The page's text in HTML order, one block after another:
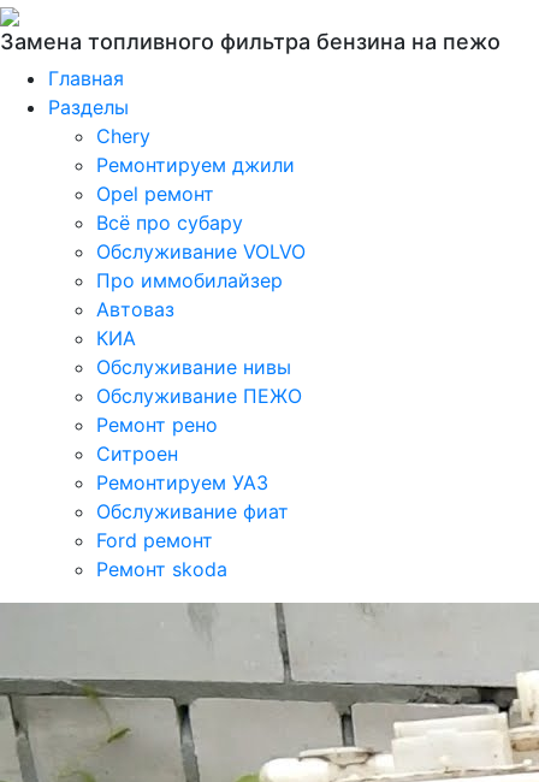
Замена топливного фильтра бензина на пежо
Главная
Разделы
Chery
Ремонтируем джили
Opel ремонт
Всё про субару
Обслуживание VOLVO
Про иммобилайзер
Автоваз
КИА
Обслуживание нивы
Обслуживание ПЕЖО
Ремонт рено
Ситроен
Ремонтируем УАЗ
Обслуживание фиат
Ford ремонт
Ремонт skoda